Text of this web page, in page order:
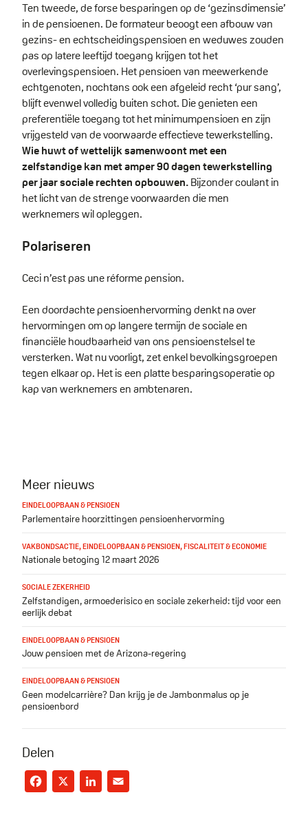
Ten tweede, de forse besparingen op de ‘gezinsdimensie’
in de pensioenen. De formateur beoogt een afbouw van
gezins- en echtscheidingspensioen en weduwes zouden
pas op latere leeftijd toegang krijgen tot het
overlevingspensioen. Het pensioen van meewerkende
echtgenoten, nochtans ook een afgeleid recht ‘pur sang’,
blijft evenwel volledig buiten schot. Die genieten een
preferentiële toegang tot het minimumpensioen en zijn
vrijgesteld van de voorwaarde effectieve tewerkstelling.
Wie huwt of wettelijk samenwoont met een
zelfstandige kan met amper 90 dagen tewerkstelling
per jaar sociale rechten opbouwen.Bijzonder coulant in
het licht van de strenge voorwaarden die men
werknemers wil opleggen.
Polariseren
Ceci n’est pas une réforme pension.
Een doordachte pensioenhervorming denkt na over
hervormingen om op langere termijn de sociale en
financiële houdbaarheid van ons pensioenstelsel te
versterken. Wat nu voorligt, zet enkel bevolkingsgroepen
tegen elkaar op. Het is een platte besparingsoperatie op
kap van werknemers en ambtenaren.
Meer nieuws
EINDELOOPBAAN & PENSIOEN
Parlementaire hoorzittingen pensioenhervorming
VAKBONDSACTIE,EINDELOOPBAAN & PENSIOEN,FISCALITEIT & ECONOMIE
Nationale betoging 12 maart 2026
SOCIALE ZEKERHEID
Zelfstandigen, armoederisico en sociale zekerheid: tijd voor een
eerlijk debat
EINDELOOPBAAN & PENSIOEN
Jouw pensioen met de Arizona-regering
EINDELOOPBAAN & PENSIOEN
Geen modelcarrière? Dan krijg je de Jambonmalus op je
pensioenbord
Delen
Facebook
X LinkedIn